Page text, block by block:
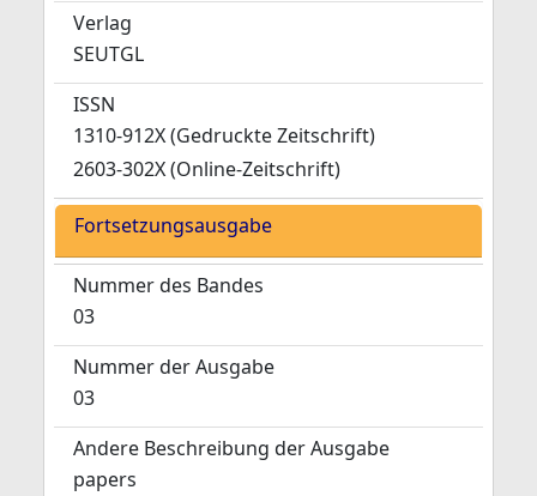
Verlag
SEUTGL
ISSN
1310-912X (Gedruckte Zeitschrift)
2603-302X (Online-Zeitschrift)
Fortsetzungsausgabe
Nummer des Bandes
03
Nummer der Ausgabe
03
Andere Beschreibung der Ausgabe
papers